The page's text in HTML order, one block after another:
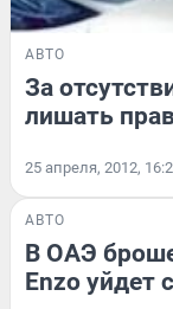
АВТО
За
лишать
25 апреля, 2012,
АВТО
В ОАЭ
Enzo уйдет